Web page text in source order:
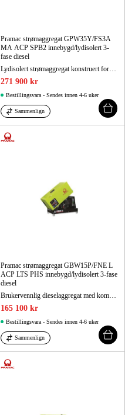
Pramac strømaggregat GPW35Y/FS3A
MA ACP SPB2 innebygd/lydisolert 3-
fase diesel
271 900 kr
Bestillingsvara - Sendes innen 4-6 uker
Sammenlign
Pramac strømaggregat GBW15P/FNE L
ACP LTS PHS innebygd/lydisolert 3-fase
diesel
Brukervennlig dieselaggregat med kompakt, lydisolert design med høy driftssikkerhet.
165 100 kr
Bestillingsvara - Sendes innen 4-6 uker
Sammenlign